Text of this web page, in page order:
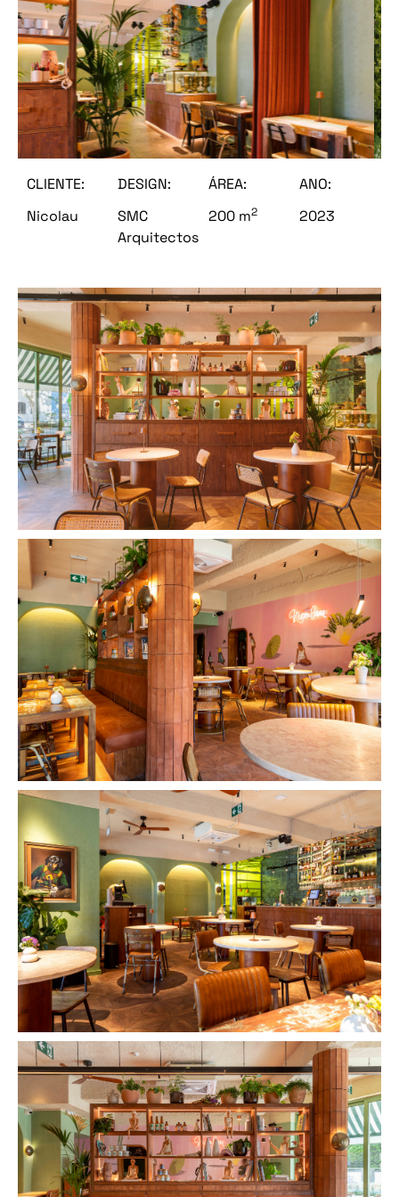
CLIENTE:
Nicolau
DESIGN:
SMC
Arquitectos
ÁREA:
200 m2
ANO:
2023